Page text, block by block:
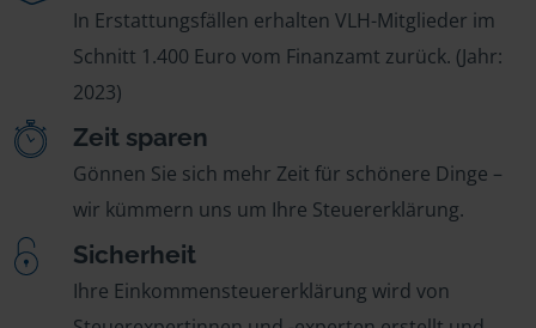
In Erstattungsfällen erhalten VLH-Mitglieder im
Schnitt 1.400 Euro vom Finanzamt zurück. (Jahr:
2023)
Zeit sparen
Gönnen Sie sich mehr Zeit für schönere Dinge –
wir kümmern uns um Ihre Steuererklärung.
Sicherheit
Ihre Einkommensteuererklärung wird von